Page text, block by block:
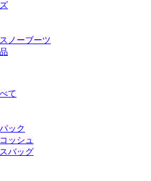
ノーブーツ
て
ック
ッシュ
バッグ